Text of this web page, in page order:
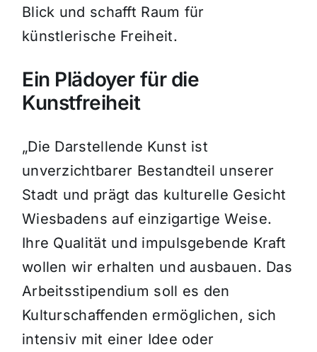
Blick und schafft Raum für
künstlerische Freiheit.
Ein Plädoyer für die
Kunstfreiheit
„Die Darstellende Kunst ist
unverzichtbarer Bestandteil unserer
Stadt und prägt das kulturelle Gesicht
Wiesbadens auf einzigartige Weise.
Ihre Qualität und impulsgebende Kraft
wollen wir erhalten und ausbauen. Das
Arbeitsstipendium soll es den
Kulturschaffenden ermöglichen, sich
intensiv mit einer Idee oder